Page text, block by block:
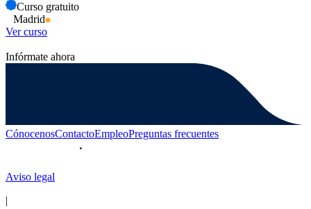
Curso gratuito
Madrid
Ver curso
Infórmate ahora
CónocenosContactoEmpleoPreguntas frecuentes
Aviso legal
|